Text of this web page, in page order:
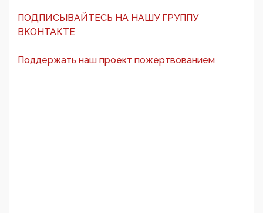
ПОДПИСЫВАЙТЕСЬ НА НАШУ ГРУППУ
ВКОНТАКТЕ
Поддержать наш проект пожертвованием